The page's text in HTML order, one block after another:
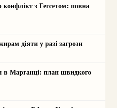
з Гегсетом: повна
діяти у разі загрози
в Марганці: план швидкого